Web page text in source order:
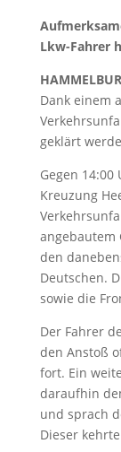
Lkw-Fahrer
Dank einem
geklärt
Gegen
Kreuzung
angebautem
den
Deutschen.
sowie die
Der Fahrer
den Anstoß
fort. Ein
daraufhin
und sprach
Dieser